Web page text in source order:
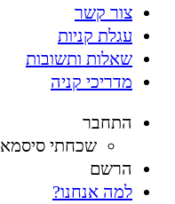
צור קשר
עגלת קניות
שאלות ותשובות
מדריכי קניה
התחבר
שכחתי סיסמא
הרשם
למה אנחנו?